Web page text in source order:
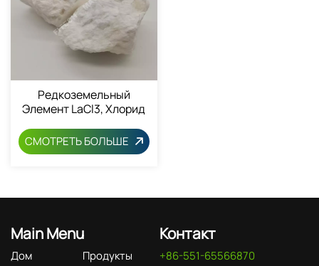
Редкоземельный
Элемент LaCl3, Хлорид
10025-84-0
СМОТРЕТЬ БОЛЬШЕ
Main Menu
Дом
Продукты
Контакт
+86-551-65566870